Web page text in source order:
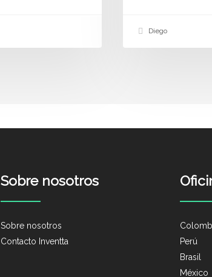
Diego
Sobre nosotros
Sobre nosotros
Contacto Inventta
Perú
Brasil
México